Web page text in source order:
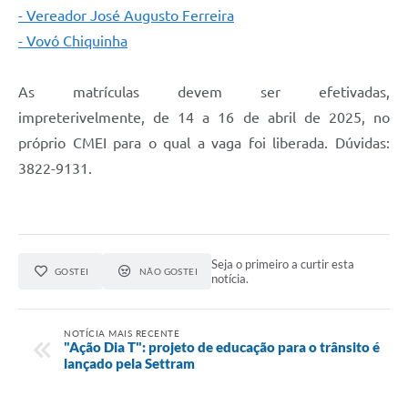
- Vereador José Augusto Ferreira
- Vovó Chiquinha
As matrículas devem ser efetivadas,
impreterivelmente, de 14 a 16 de abril de 2025, no
próprio CMEI para o qual a vaga foi liberada. Dúvidas:
3822-9131.
GOSTEI NÃO GOSTEI
Seja o primeiro a curtir esta
notícia.
NOTÍCIA MAIS RECENTE
"Ação Dia T": projeto de educação para o trânsito é
lançado pela Settram